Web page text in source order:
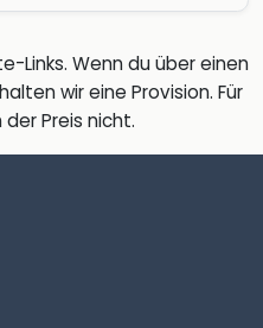
Links. Wenn du über einen
wir eine Provision. Für
Preis nicht.